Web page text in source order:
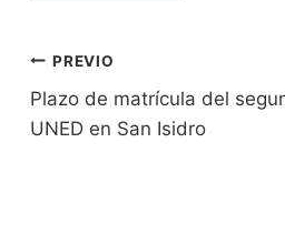
n
dl
y
k p
o
Navegación
de
PREVIO
Plazo de matrícula del
UNED en San Isidro